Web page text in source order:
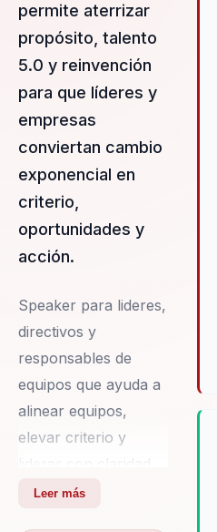
permite aterrizar
propósito, talento
5.0 y reinvención
para que líderes y
empresas
conviertan cambio
exponencial en
criterio,
oportunidades y
acción.
Speaker para lideres,
directivos y
responsables de
equipos que ayuda a
alinear equipos,
elevar criterio y
en contextos
Leer más